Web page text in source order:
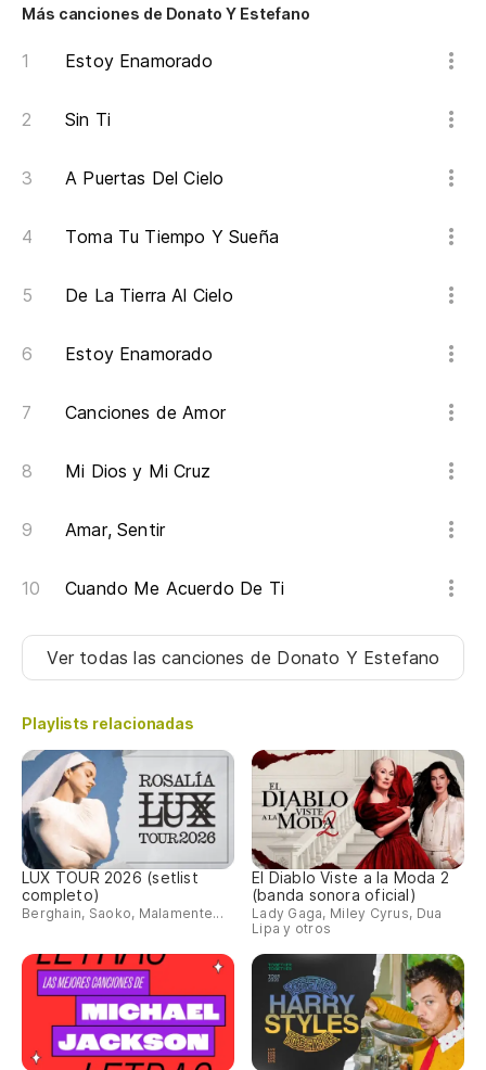
Más canciones de Donato Y Estefano
Estoy Enamorado
Sin Ti
A Puertas Del Cielo
Toma Tu Tiempo Y Sueña
De La Tierra Al Cielo
Estoy Enamorado
Canciones de Amor
Mi Dios y Mi Cruz
Amar, Sentir
Cuando Me Acuerdo De Ti
Ver todas las canciones de Donato Y Estefano
Playlists relacionadas
LUX TOUR 2026 (setlist
completo)
Berghain, Saoko, Malamente...
El Diablo Viste a la Moda 2
(banda sonora oficial)
Lady Gaga, Miley Cyrus, Dua
Lipa y otros